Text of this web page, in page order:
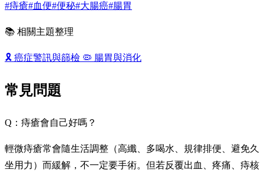
#痔瘡#血便#便秘#大腸癌#腸胃
📚 相關主題整理
🎗️ 癌症警訊與篩檢 🦠 腸胃與消化
常見問題
Q：痔瘡會自己好嗎？
輕微痔瘡常會隨生活調整（高纖、多喝水、規律排便、避免久
坐用力）而緩解，不一定要手術。但若反覆出血、疼痛、痔核